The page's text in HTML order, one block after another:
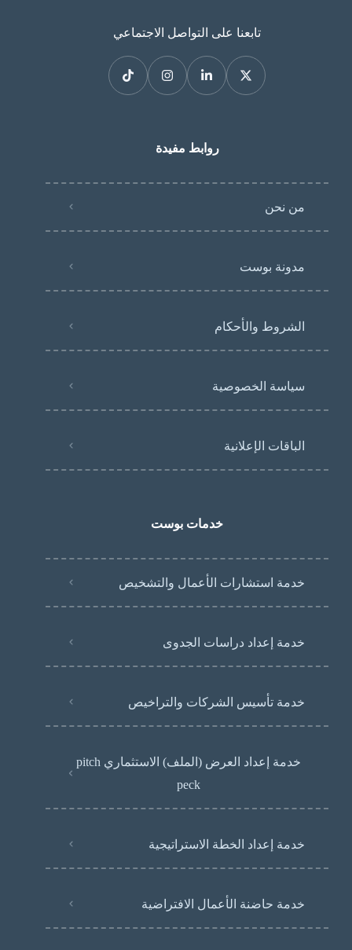
تابعنا على التواصل الاجتماعي
روابط مفيدة
من نحن
مدونة بوست
الشروط والأحكام
سياسة الخصوصية
الباقات الإعلانية
خدمات بوست
خدمة استشارات الأعمال والتشخيص
خدمة إعداد دراسات الجدوى
خدمة تأسيس الشركات والتراخيص
خدمة إعداد العرض (الملف) الاستثماري pitch
peck
خدمة إعداد الخطة الاستراتيجية
خدمة حاضنة الأعمال الافتراضية